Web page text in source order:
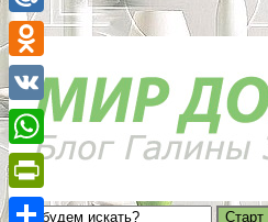
Mail.Ru
Odnoklassniki
VK
WhatsApp
PrintFriendly